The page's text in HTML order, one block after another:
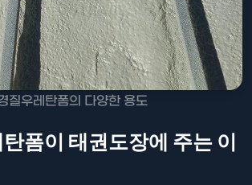
질우레탄폼의 다양한 용도
폼이 태권도장에 주는 이